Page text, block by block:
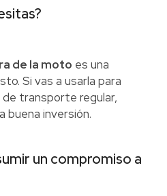
de la moto es una
Si vas a usarla para
transporte regular,
buena inversión.
un compromiso a